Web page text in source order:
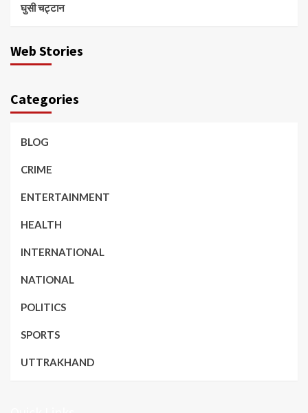
घुसी चट्टान
Web Stories
Categories
BLOG
CRIME
ENTERTAINMENT
HEALTH
INTERNATIONAL
NATIONAL
POLITICS
SPORTS
UTTRAKHAND